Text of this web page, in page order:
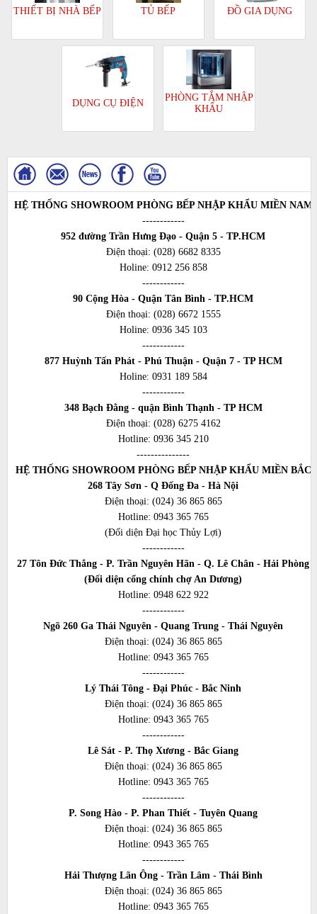
THIẾT BỊ NHÀ BẾP TỦ BẾP ĐỒ GIA DỤNG
DỤNG CỤ ĐIỆN
PHÒNG TẮM NHẬP
KHẨU
HỆ THỐNG SHOWROOM PHÒNG BẾP NHẬP KHẨU MIỀN NAM
------------
952 đường Trần Hưng Đạo - Quận 5 - TP.HCM
Điện thoại: (028) 6682 8335
Holine: 0912 256 858
------------
90 Cộng Hòa - Quận Tân Bình - TP.HCM
Điện thoại: (028) 6672 1555
Holine: 0936 345 103
------------
877 Huỳnh Tấn Phát - Phú Thuận - Quận 7 - TP HCM
Holine: 0931 189 584
------------
348 Bạch Đằng - quận Bình Thạnh - TP HCM
Điện thoại: (028) 6275 4162
Hotline: 0936 345 210
---------------
HỆ THỐNG SHOWROOM PHÒNG BẾP NHẬP KHẨU MIỀN BẮC
268 Tây Sơn - Q Đống Đa - Hà Nội
Điện thoại: (024) 36 865 865
Hotline: 0943 365 765
(Đối diện Đại học Thủy Lợi)
------------
27 Tôn Đức Thắng - P. Trần Nguyên Hãn - Q. Lê Chân - Hải Phòng
(Đối diện cổng chính chợ An Dương)
Hotline: 0948 622 922
------------
Ngõ 260 Ga Thái Nguyên - Quang Trung - Thái Nguyên
Điện thoại: (024) 36 865 865
Hotline: 0943 365 765
------------
Lý Thái Tông - Đại Phúc - Bắc Ninh
Điện thoại: (024) 36 865 865
Hotline: 0943 365 765
------------
Lê Sát - P. Thọ Xương - Bắc Giang
Điện thoại: (024) 36 865 865
Hotline: 0943 365 765
------------
P. Song Hào - P. Phan Thiết - Tuyên Quang
Điện thoại: (024) 36 865 865
Hotline: 0943 365 765
------------
Hải Thượng Lãn Ông - Trần Lâm - Thái Bình
Điện thoại: (024) 36 865 865
Hotline: 0943 365 765